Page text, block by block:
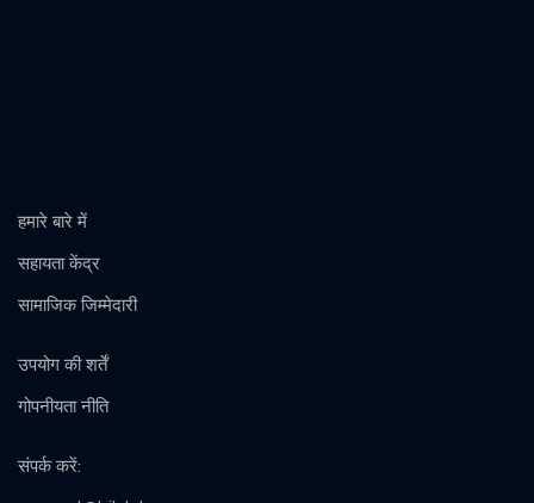
हमारे बारे में
सहायता केंद्र
सामाजिक जिम्मेदारी
उपयोग की शर्तें
गोपनीयता नीति
संपर्क करें: